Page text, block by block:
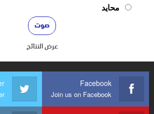
محايد
عرض النتائج
Facebook
Join us on Facebook